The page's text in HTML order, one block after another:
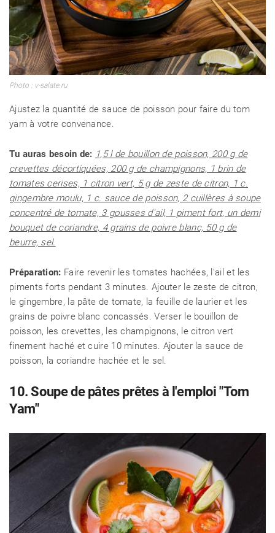
Photo : v-salate.ru
Ajustez la quantité de sauce de poisson pour faire du tom
yam à votre convenance.
Tu auras besoin de: 1,5 l de bouillon de poisson, 200 g de
crevettes décortiquées, 200 g de champignons, 1 brin de
tomates cerises, 1 citron vert, 5 g de zeste de citron, 1 c.
gingembre moulu, 1 c. sauce de poisson, 2 cuillères à soupe
concentré de tomate, 3 gousses d'ail, 1 piment fort, un demi
bouquet de coriandre, 4 grains de poivre blanc, 50 g de
beurre, sel.
Préparation: Faire revenir les tomates hachées, l'ail et les
piments forts pendant 3 minutes. Ajouter le zeste de citron,
le gingembre, la pâte de tomate, la feuille de laurier et les
grains de poivre blanc concassés. Verser le bouillon de
poisson, les crevettes, les champignons, le citron vert
finement haché et cuire 10 minutes. Ajouter la sauce de
poisson, la coriandre hachée et le sel.
10. Soupe de pâtes prêtes à l'emploi "Tom
Yam"